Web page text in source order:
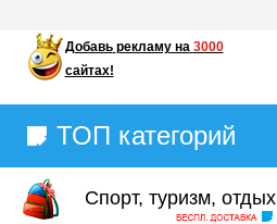
Добавь рекламу на 3000
сайтах!
ТОП категорий
Спорт, туризм, отдых